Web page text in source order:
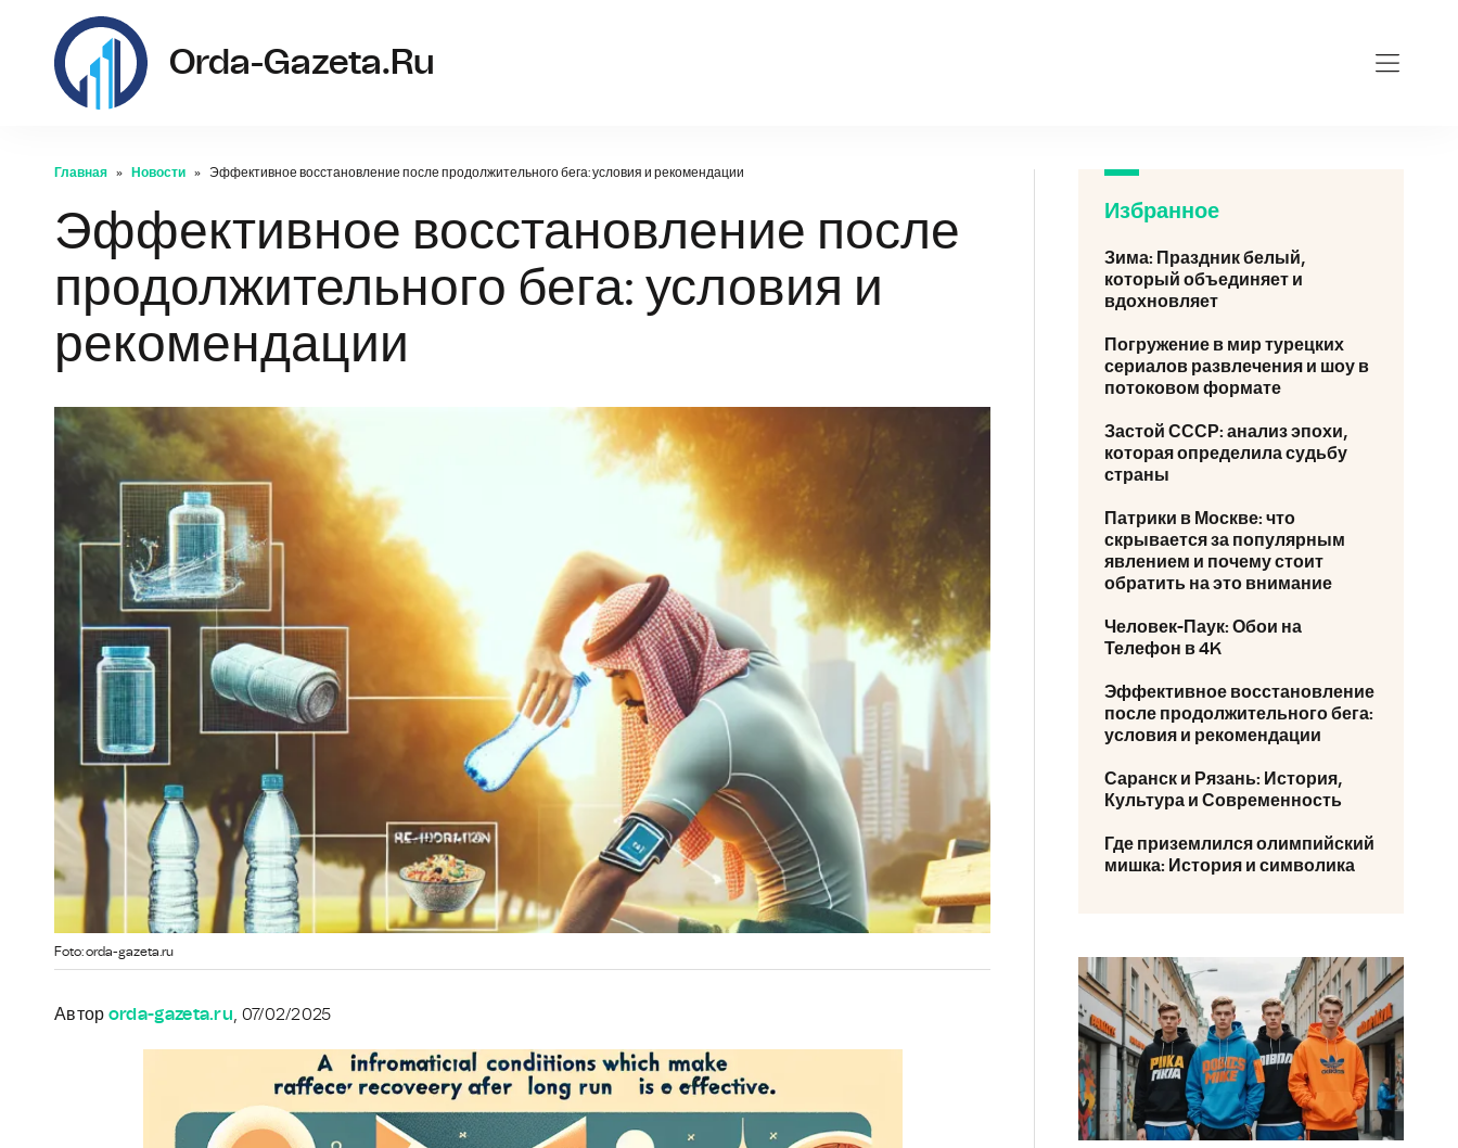
Orda-Gazeta.ru
Главная Новости Эффективное восстановление после продолжительного бега: условия и рекомендации
Эффективное восстановление после
продолжительного бега: условия и
рекомендации
Foto: orda-gazeta.ru
Автор orda-gazeta.ru, 07/02/2025
Избранное
Зима: Праздник белый,
который объединяет и
вдохновляет
Погружение в мир турецких
сериалов развлечения и шоу в
потоковом формате
Застой СССР: анализ эпохи,
которая определила судьбу
страны
Патрики в Москве: что
скрывается за популярным
явлением и почему стоит
обратить на это внимание
Человек-Паук: Обои на
Телефон в 4K
Эффективное восстановление
после продолжительного бега:
условия и рекомендации
Саранск и Рязань: История,
Культура и Современность
Где приземлился олимпийский
мишка: История и символика